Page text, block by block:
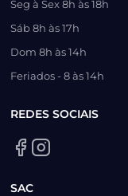
Seg à Sex 8h às 18h
Sáb 8h às 17h
Dom 8h às 14h
Feriados - 8 às 14h
REDES SOCIAIS
SAC